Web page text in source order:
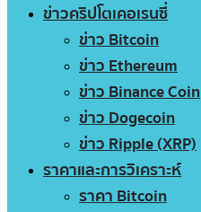
ข่าวคริปโตเคอเรนซี่
ข่าว Bitcoin
ข่าว Ethereum
ข่าว Binance Coin
ข่าว Dogecoin
ข่าว Ripple (XRP)
ราคาและการวิเคราะห์
ราคา Bitcoin